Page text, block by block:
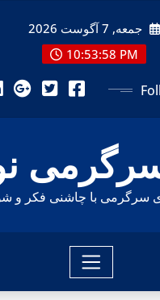
جمعه, 7 آگوست 2026
10:53:59 PM
نو
سرگرمی با چاشنی فکر و